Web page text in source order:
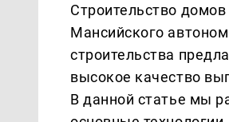
Строительство
Мансийского
строительства
высокое качество
В данной статье мы